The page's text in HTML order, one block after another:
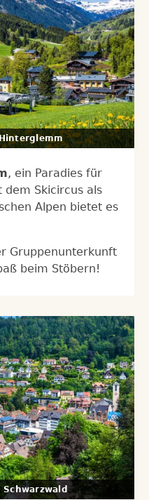
, ein Paradies für
Skicircus als
Alpen bietet es
Gruppenunterkunft
beim Stöbern!